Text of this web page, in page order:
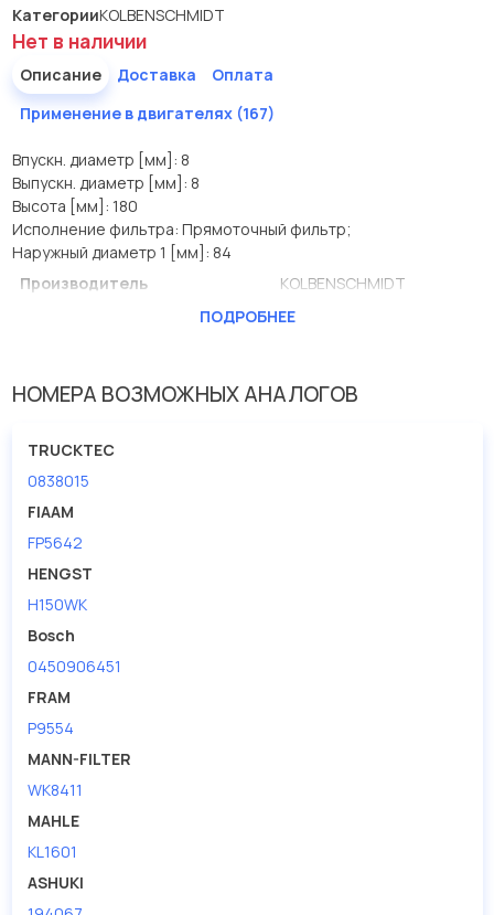
КатегорииKOLBENSCHMIDT
Нет в наличии
Описание Доставка
Оплата
Применение в двигателях (167)
Впускн. диаметр [мм]: 8
Выпускн. диаметр [мм]: 8
Высота [мм]: 180
Исполнение фильтра: Прямоточный фильтр;
Наружный диаметр 1 [мм]: 84
Производитель
KOLBENSCHMIDT
8
Высота [мм]
180
Наружный диаметр 1 [мм]
ПОДРОБНЕЕ
НОМЕРА ВОЗМОЖНЫХ АНАЛОГОВ
TRUCKTEC
0838015
FIAAM
FP5642
HENGST
H150WK
Bosch
0450906451
FRAM
P9554
MANN-FILTER
WK8411
MAHLE
KL1601
ASHUKI